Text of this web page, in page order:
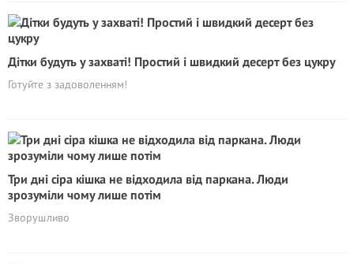
Дітки будуть у захваті! Простий і швидкий десерт без цукру
Готуйте з задоволенням!
Три дні сіра кішка не відходила від паркана. Люди
зрозуміли чому лише потім
Зворушливо